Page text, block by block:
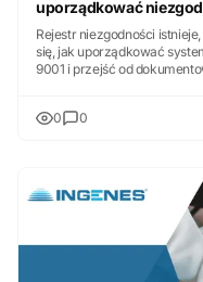
uporządkować
Rejestr niezgodności
się, jak uporządkować
9001 i przejść od
0 0